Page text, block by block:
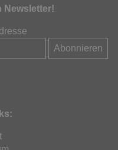
Newsletter!